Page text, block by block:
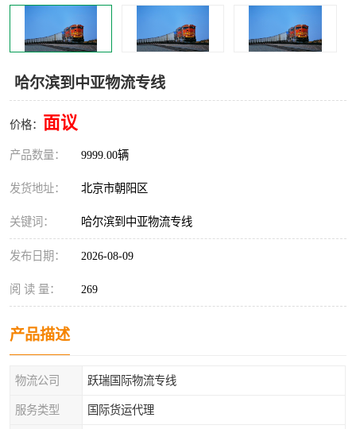
哈尔滨到中亚物流专线
价格： 面议
产品数量： 9999.00辆
发货地址： 北京市朝阳区
关键词： 哈尔滨到中亚物流专线
发布日期： 2026-08-09
阅 读 量： 269
产品描述
物流公司 跃瑞国际物流专线
服务类型 国际货运代理